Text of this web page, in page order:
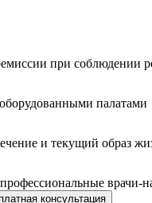
при соблюдении
палатами
и текущий образ
врачи-
консультация